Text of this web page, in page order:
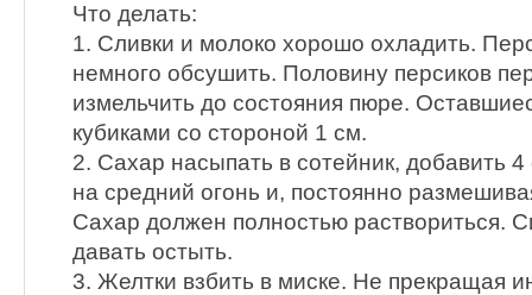
Что делать:
1. Сливки и молоко хорошо охладить.
немного обсушить. Половину персиков
измельчить до состояния пюре.
кубиками со стороной 1 см.
2. Сахар насыпать в сотейник, добавить
на средний огонь и, постоянно
Сахар должен полностью раствориться.
давать остыть.
3. Желтки взбить в миске. Не прекращая